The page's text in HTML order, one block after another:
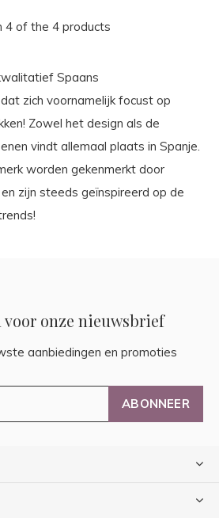
4 of the 4 products
Spaans
zich voornamelijk focust op
Zowel het design als de
vindt allemaal plaats in Spanje.
worden gekenmerkt door
zijn steeds geïnspireerd op de
voor onze nieuwsbrief
aanbiedingen en promoties
ABONNEER